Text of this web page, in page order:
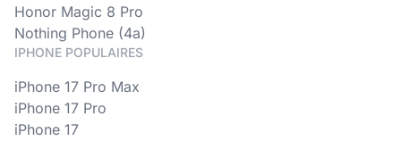
Honor Magic 8 Pro
Nothing Phone (4a)
IPHONE POPULAIRES
iPhone 17 Pro Max
iPhone 17 Pro
iPhone 17